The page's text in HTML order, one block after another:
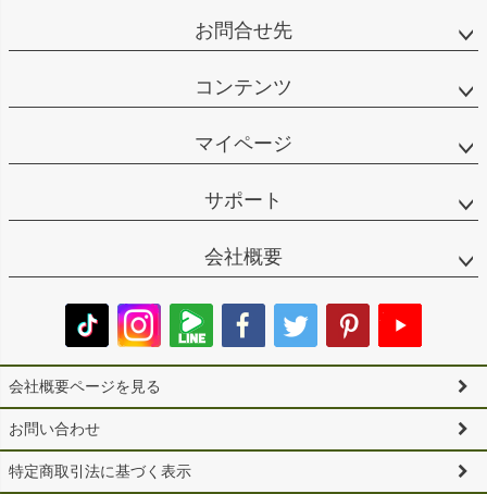
お問合せ先
コンテンツ
マイページ
サポート
会社概要
会社概要ページを見る
お問い合わせ
特定商取引法に基づく表示